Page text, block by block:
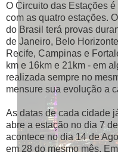
O Circuito das Estações
com as quatro estações.
do Brasil terá provas
de Janeiro, Belo
Recife, Campinas e
km e 16km e 21km - em
realizada sempre no
mensure sua evolução a
As datas de cada cidade
abre a estação no dia 7
acontece no dia 14 de
em 28 do mesmo mês.